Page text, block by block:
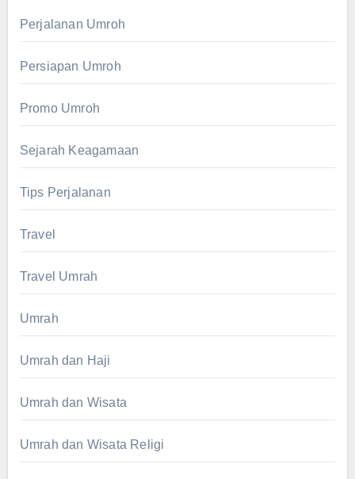
Perjalanan Umroh
Persiapan Umroh
Promo Umroh
Sejarah Keagamaan
Tips Perjalanan
Travel
Travel Umrah
Umrah
Umrah dan Haji
Umrah dan Wisata
Umrah dan Wisata Religi